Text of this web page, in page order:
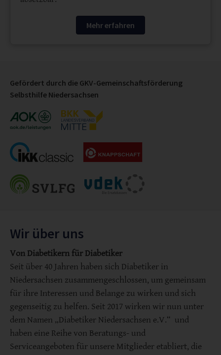
Mehr erfahren
Gefördert durch die GKV-Gemeinschaftsförderung
Selbsthilfe Niedersachsen
Wir über uns
Von Diabetikern für Diabetiker
Seit über 40 Jahren haben sich Diabetiker in
Niedersachsen zusammengeschlossen, um gemeinsam
für ihre Interessen und Belange zu wirken und sich
gegenseitig zu helfen. Seit 2017 wirken wir nun unter
dem Namen „Diabetiker Niedersachsen e.V.“ und
haben eine Reihe von Beratungs- und
Serviceangeboten für unsere Mitglieder etabliert, die